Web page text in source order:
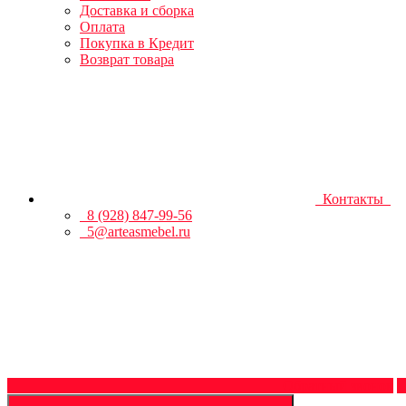
Доставка и сборка
Оплата
Покупка в Кредит
Возврат товара
Контакты
8 (928) 847-99-56
5@arteasmebel.ru